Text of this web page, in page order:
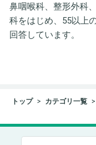
鼻咽喉科、整形外科
科をはじめ、55以上
回答しています。
トップ カテゴリ一覧